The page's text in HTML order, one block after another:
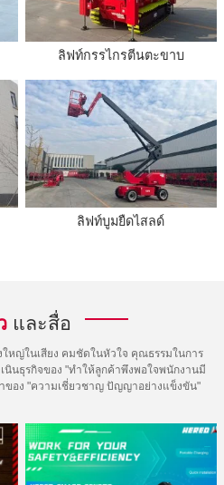
ลิฟท์กรรไกรตีนตะขาบ
ลิฟท์บูมยืดไสลด์
และสื่อ
หญ่ในเสียง คมชัดในหัวใจ คุณธรรมในการ
นธุรกิจของ "ทำให้ลูกค้าพึงพอใจพนักงานมี
ของ "ความเชี่ยวชาญ ปัญญาอย่างแข็งขัน"